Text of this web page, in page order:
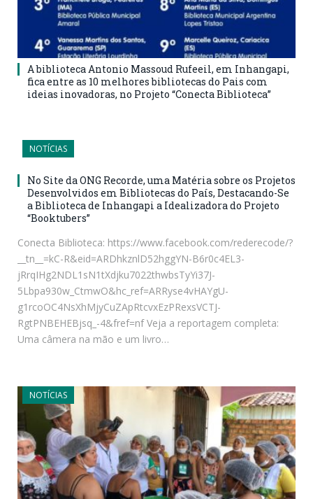
A biblioteca Antonio Massoud Rufeeil, em Inhangapi,
fica entre as 10 melhores bibliotecas do Pais com
ideias inovadoras, no Projeto “Conecta Biblioteca”
NOTÍCIAS
No Site da ONG Recorde, uma Matéria sobre os Projetos
Desenvolvidos em Bibliotecas do País, Destacando-Se
a Biblioteca de Inhangapi a Idealizadora do Projeto
“Booktubers”
Conecta Biblioteca: https://www.facebook.com/rederecode/?
__tn__=kC-R&eid=ARDhkznlD52hggYN-B6r0c4EL3-
jRrqIHg2NDL1sN1tXdjku7022thwbsTyYi37J-
5Lbpa930w_CtmwO&hc_ref=ARRyse4vHAYgU-
g1rcoOC4NsXhMjyCuZApRtcvxEzPRexsVCTJ-
RgtPNBEHEBjsq_-4&fref=nf Veja a reportagem completa:
Uma câmera na mão e um livro…
NOTÍCIAS